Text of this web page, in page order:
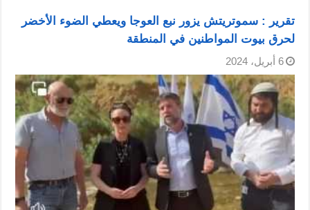
تقرير : سموتريتش يزور نبع العوجا ويعطي الضوء الأخضر
لحرق بيوت المواطنين في المنطقة ‎‎‎‏
6 أبريل، 2024